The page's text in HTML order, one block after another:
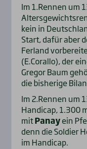
Im 1.Rennen um
kein in
Start, dafür aber
Ferland
(E.Corallo), der
Gregor Baum
die bisherige
Im 2.Rennen um
Handicap, 1.300
mitPanayein
denn die Soldier
im Handicap.